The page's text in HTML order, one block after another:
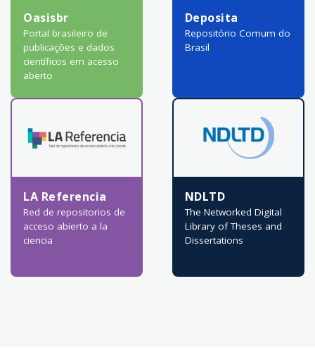
Oasisbr
Portal brasileiro de
publicações e dados
científicos em acesso
aberto
Deposita
Repositório Comum do
Brasil
LA Referencia
Red de repositorios de
acceso abierto a la
ciencia
NDLTD
The Networked Digital
Library of Theses and
Dissertations